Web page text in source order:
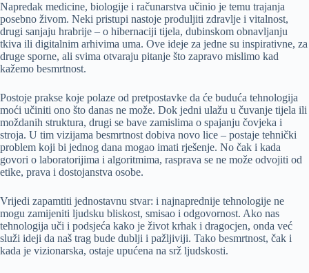
Napredak medicine, biologije i računarstva učinio je temu trajanja
posebno živom. Neki pristupi nastoje produljiti zdravlje i vitalnost,
drugi sanjaju hrabrije – o hibernaciji tijela, dubinskom obnavljanju
tkiva ili digitalnim arhivima uma. Ove ideje za jedne su inspirativne, za
druge sporne, ali svima otvaraju pitanje što zapravo mislimo kad
kažemo besmrtnost.
Postoje prakse koje polaze od pretpostavke da će buduća tehnologija
moći učiniti ono što danas ne može. Dok jedni ulažu u čuvanje tijela ili
moždanih struktura, drugi se bave zamislima o spajanju čovjeka i
stroja. U tim vizijama besmrtnost dobiva novo lice – postaje tehnički
problem koji bi jednog dana mogao imati rješenje. No čak i kada
govori o laboratorijima i algoritmima, rasprava se ne može odvojiti od
etike, prava i dostojanstva osobe.
Vrijedi zapamtiti jednostavnu stvar: i najnaprednije tehnologije ne
mogu zamijeniti ljudsku bliskost, smisao i odgovornost. Ako nas
tehnologija uči i podsjeća kako je život krhak i dragocjen, onda već
služi ideji da naš trag bude dublji i pažljiviji. Tako besmrtnost, čak i
kada je vizionarska, ostaje upućena na srž ljudskosti.